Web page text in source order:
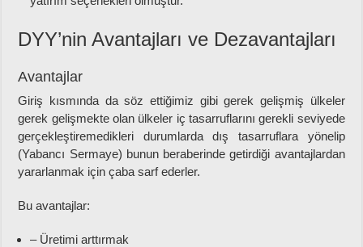
DYY’nin Avantajları ve Dezavantajları
Avantajlar
Giriş kısmında da söz ettiğimiz gibi gerek gelişmiş ülkeler
gerek gelişmekte olan ülkeler iç tasarruflarını gerekli seviyede
gerçekleştiremedikleri durumlarda dış tasarruflara yönelip
(Yabancı Sermaye) bunun beraberinde getirdiği avantajlardan
yararlanmak için çaba sarf ederler.
Bu avantajlar:
– Üretimi arttırmak